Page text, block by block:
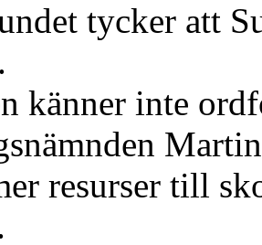
tycker att
känner inte
resurser till